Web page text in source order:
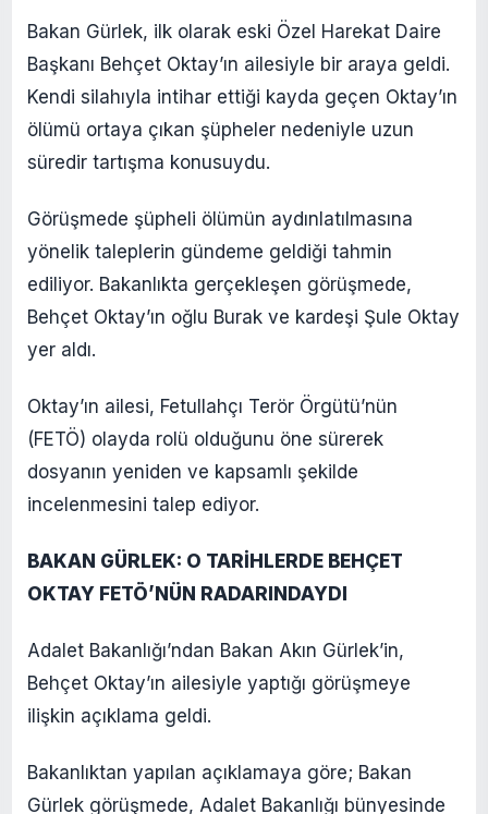
Bakan Gürlek, ilk olarak eski Özel Harekat Daire
Başkanı Behçet Oktay’ın ailesiyle bir araya geldi.
Kendi silahıyla intihar ettiği kayda geçen Oktay’ın
ölümü ortaya çıkan şüpheler nedeniyle uzun
süredir tartışma konusuydu.
Görüşmede şüpheli ölümün aydınlatılmasına
yönelik taleplerin gündeme geldiği tahmin
ediliyor. Bakanlıkta gerçekleşen görüşmede,
Behçet Oktay’ın oğlu Burak ve kardeşi Şule Oktay
yer aldı.
Oktay’ın ailesi, Fetullahçı Terör Örgütü’nün
(FETÖ) olayda rolü olduğunu öne sürerek
dosyanın yeniden ve kapsamlı şekilde
incelenmesini talep ediyor.
BAKAN GÜRLEK: O TARİHLERDE BEHÇET
OKTAY FETÖ’NÜN RADARINDAYDI
Adalet Bakanlığı’ndan Bakan Akın Gürlek’in,
Behçet Oktay’ın ailesiyle yaptığı görüşmeye
ilişkin açıklama geldi.
Bakanlıktan yapılan açıklamaya göre; Bakan
Gürlek görüşmede, Adalet Bakanlığı bünyesinde